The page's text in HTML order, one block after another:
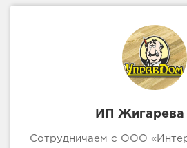
ИП Жигарева
Сотрудничаем с ООО